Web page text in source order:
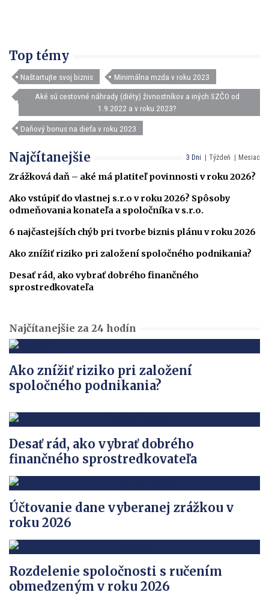
Top témy
Naštartujte svoj biznis Minimálna mzda v roku 2023
Aké sú cestovné náhrady (diéty) živnostníkov a iných SZČO od
1.9.2022 a v roku 2023?
Daňový bonus na dieťa v roku 2023
3 Dni Týždeň Mesiac
Najčítanejšie
Zrážková daň – aké má platiteľ povinnosti v roku 2026?
Ako vstúpiť do vlastnej s.r.o v roku 2026? Spôsoby
odmeňovania konateľa a spoločníka v s.r.o.
6 najčastejších chýb pri tvorbe biznis plánu v roku 2026
Ako znížiť riziko pri založení spoločného podnikania?
Desať rád, ako vybrať dobrého finančného
sprostredkovateľa
Najčítanejšie za 24 hodín
Ako znížiť riziko pri založení
spoločného podnikania?
Desať rád, ako vybrať dobrého
finančného sprostredkovateľa
Účtovanie dane vyberanej zrážkou v
roku 2026
Rozdelenie spoločnosti s ručením
obmedzeným v roku 2026